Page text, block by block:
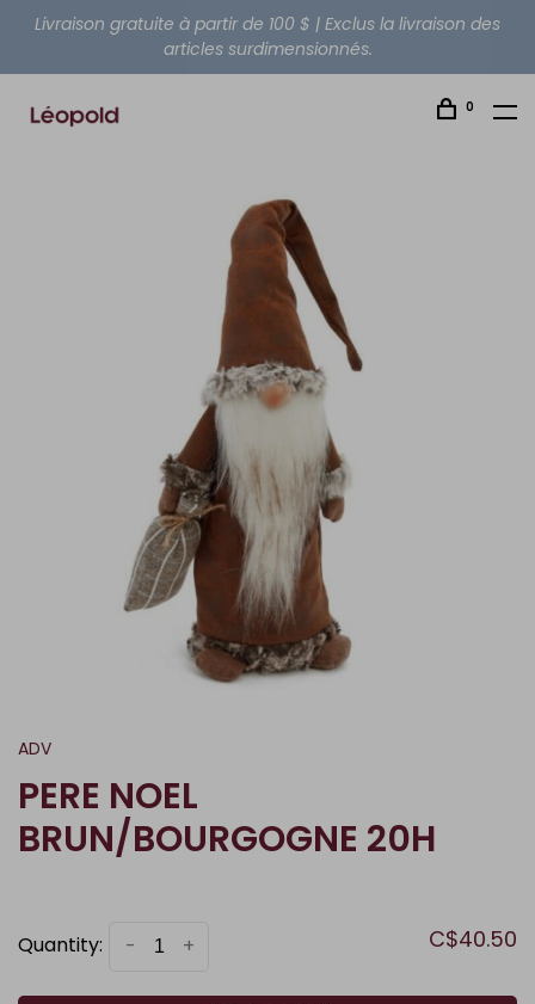
Livraison gratuite à partir de 100 $ | Exclus la livraison des
articles surdimensionnés.
0
ADV
PERE NOEL
BRUN/BOURGOGNE 20H
Quantity: +
- C$40.50